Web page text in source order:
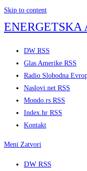
Skip to content
ENERGETSKA
DW RSS
Glas Amerike RSS
Radio Slobodna
Naslovi.net RSS
Mondo.rs RSS
Index.hr RSS
Kontakt
Meni Zatvori
DW RSS